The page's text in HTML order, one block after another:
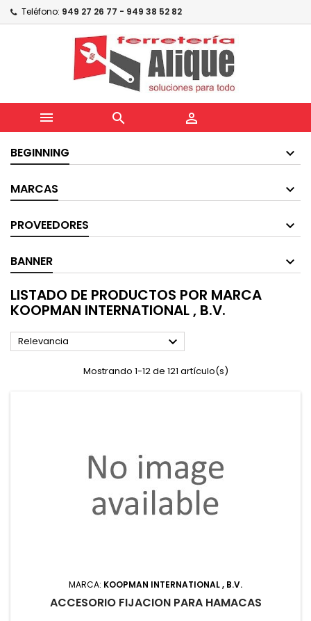
Teléfono: 949 27 26 77 - 949 38 52 82
  
BEGINNING
MARCAS
PROVEEDORES
BANNER
LISTADO DE PRODUCTOS POR MARCA
KOOPMAN INTERNATIONAL , B.V.
Relevancia 
Mostrando 1-12 de 121 artículo(s)
MARCA: KOOPMAN INTERNATIONAL , B.V.
ACCESORIO FIJACION PARA HAMACAS